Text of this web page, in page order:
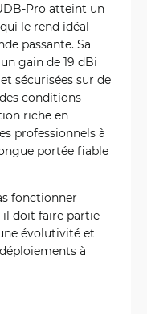
Pro atteint un
le rend idéal
passante. Sa
gain de 19 dBi
sécurisées sur de
conditions
riche en
professionnels à
portée fiable
fonctionner
doit faire partie
évolutivité et
à